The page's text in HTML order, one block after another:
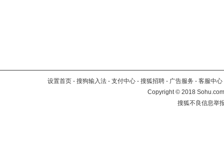
设置首页 - 搜狗输入法 - 支付中心 - 搜狐招聘 - 广告服务 - 客服中心
Copyright©2018
搜狐不良信息举